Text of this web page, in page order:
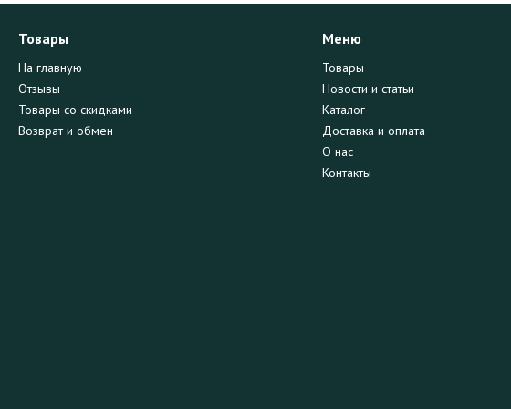
Товары
На главную
Отзывы
Товары со скидками
Возврат и обмен
Меню
Товары
Новости и статьи
Каталог
Доставка и оплата
О нас
Контакты